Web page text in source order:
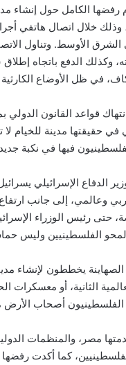
الكامل حول إنشاء
وذلك خلال اتصال هاتفي
الأوسط. وتناول
وكذلك الدفع باتجاه
في ظل الأوضاع
قواعد القانون
في حقيقتها مدينة للخيام
فيها في نكبة
الدفاع الإسرائيلي
وعالمي، إلى جانب
حتى رئيس الوزراء
الفلسطينيين وليس
يخططون لإنشاء
الثانية، أو
أصحاب
مصر، والمنظمات
كما أكدت رفضها